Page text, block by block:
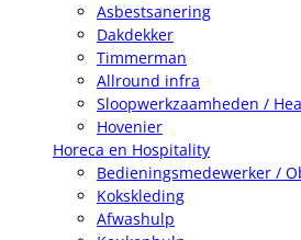
Asbestsanering
Dakdekker
Timmerman
Allround infra
Sloopwerkzaamheden /
Hovenier
Horeca en Hospitality
Bedieningsmedewerker /
Kokskleding
Afwashulp